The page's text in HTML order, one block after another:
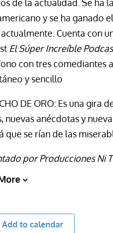
de la actualidad. Se ha
y se ha ganado
Cuenta con
El Súper Increíble
con tres comediantes
y sencillo
DE ORO: Es una
nuevas anécdotas y
que se rían de las
por Producciones Ni
Add to calendar